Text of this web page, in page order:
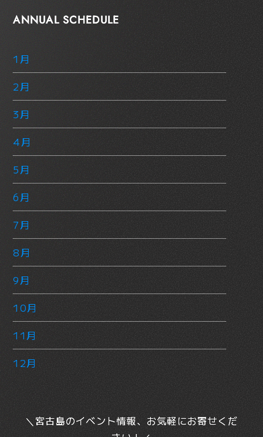
ANNUAL SCHEDULE
1月
2月
3月
4月
5月
6月
7月
8月
9月
10月
11月
12月
＼宮古島のイベント情報、お気軽にお寄せくだ